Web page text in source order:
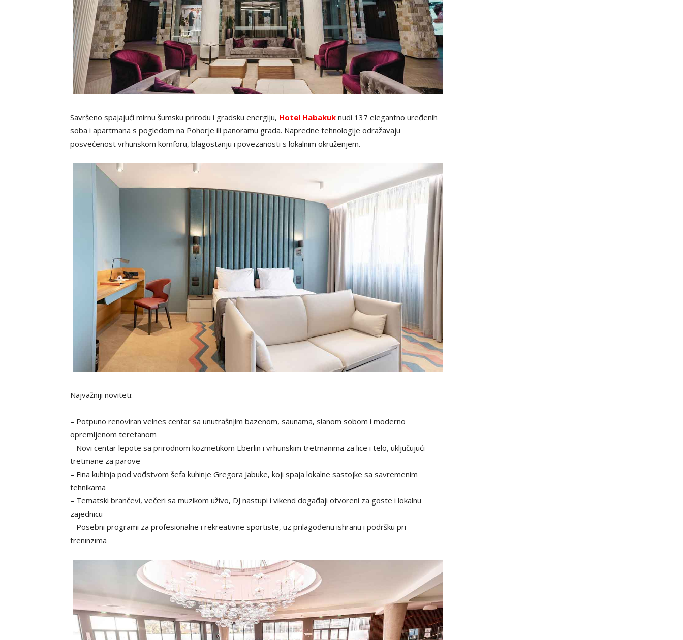
Savršeno spajajući mirnu šumsku prirodu i gradsku energiju, Hotel Habakuk nudi 137 elegantno uređenih
soba i apartmana s pogledom na Pohorje ili panoramu grada. Napredne tehnologije odražavaju
posvećenost vrhunskom komforu, blagostanju i povezanosti s lokalnim okruženjem.
Najvažniji noviteti:
– Potpuno renoviran velnes centar sa unutrašnjim bazenom, saunama, slanom sobom i moderno
opremljenom teretanom
– Novi centar lepote sa prirodnom kozmetikom Eberlin i vrhunskim tretmanima za lice i telo, uključujući
tretmane za parove
– Fina kuhinja pod vođstvom šefa kuhinje Gregora Jabuke, koji spaja lokalne sastojke sa savremenim
tehnikama
– Tematski brančevi, večeri sa muzikom uživo, DJ nastupi i vikend događaji otvoreni za goste i lokalnu
zajednicu
– Posebni programi za profesionalne i rekreativne sportiste, uz prilagođenu ishranu i podršku pri
treninzima